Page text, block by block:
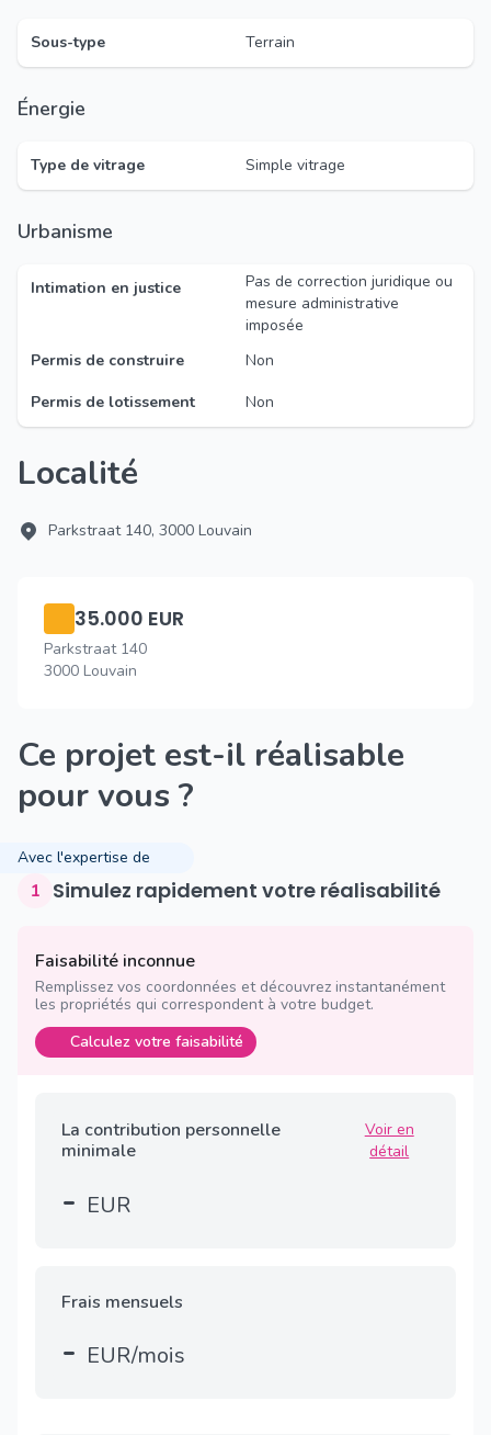
Sous-type Terrain
Énergie
Type de vitrage Simple vitrage
Urbanisme
Intimation en justice
Pas de correction juridique ou
mesure administrative
imposée
Permis de construire
Non
Permis de lotissement
Non
Localité
Parkstraat 140, 3000 Louvain
35.000 EUR
Parkstraat 140
3000 Louvain
Ce projet est-il réalisable
pour vous ?
Avec l'expertise de
1 Simulez rapidement votre réalisabilité
Faisabilité inconnue
Remplissez vos coordonnées et découvrez instantanément
les propriétés qui correspondent à votre budget.
Calculez votre faisabilité
La contribution personnelle
minimale
Voir en
détail
- EUR
Frais mensuels
- EUR/mois